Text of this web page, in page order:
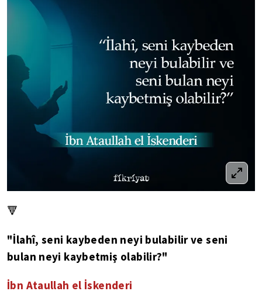
🔻
"İlahî, seni kaybeden neyi bulabilir ve seni
bulan neyi kaybetmiş olabilir?"
İbn Ataullah el İskenderi